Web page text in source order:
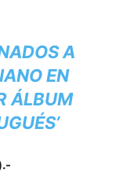
A
EN
ÁLBUM